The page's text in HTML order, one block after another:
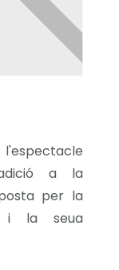
a la
per la
i la seua